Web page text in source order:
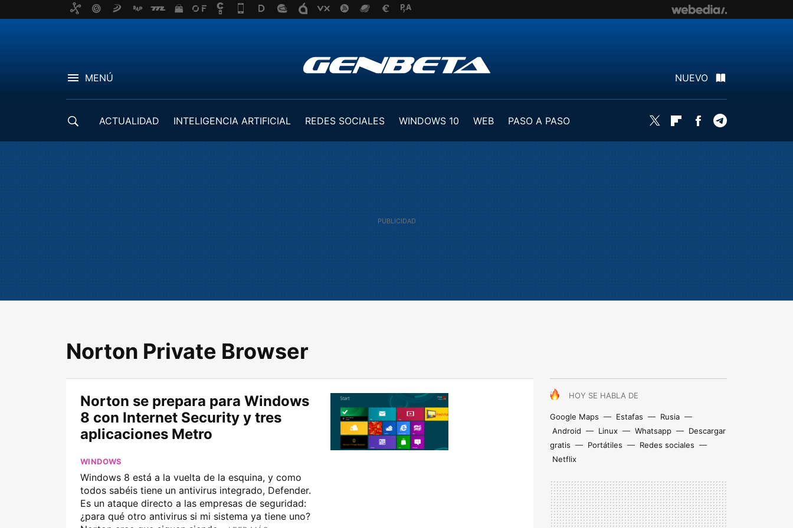
MENÚ NUEVO
ACTUALIDAD INTELIGENCIA ARTIFICIAL REDES SOCIALES WINDOWS 10 WEB
PASO A PASO
Twitter FlipboardFacebook
Norton Private Browser
HOY SE HABLA DE
Google Maps Estafas
Rusia
Android
Linux Whatsapp
Descargar
gratis
Portátiles
Redes sociales
Netflix
Norton se prepara para Windows
8 con Internet Security y tres
aplicaciones Metro
WINDOWS
Windows 8 está a la vuelta de la esquina, y como
todos sabéis tiene un antivirus integrado, Defender.
Es un ataque directo a las empresas de seguridad:
¿para qué otro antivirus si mi sistema ya tiene uno?